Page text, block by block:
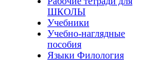
ШКОЛЫ
Учебники
Учебно-наглядные
пособия
Языки Филология